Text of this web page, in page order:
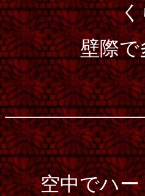
く
壁際
空中でハ